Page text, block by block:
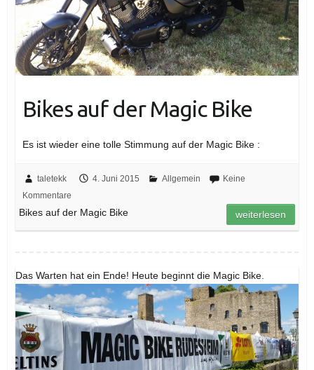
Bikes auf der Magic Bike
Es ist wieder eine tolle Stimmung auf der Magic Bike :
taletekk 4. Juni 2015 Allgemein
Keine
Kommentare
Bikes auf der Magic Bike weiterlesen
Das Warten hat ein Ende! Heute beginnt die Magic Bike.